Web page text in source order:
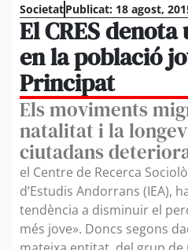
SocietatPublicat: 18 agost,
El CRES
en la població
Principat
Els moviments
natalitat i la
ciutadans
el Centre de Recerca
d’Estudis Andorrans (IEA),
tendència a disminuir el
més jove». Doncs segons